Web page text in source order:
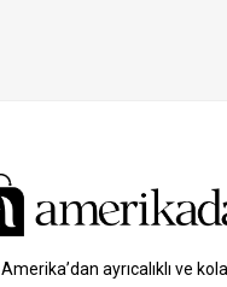
Amerika’dan ayrıcalıklı ve